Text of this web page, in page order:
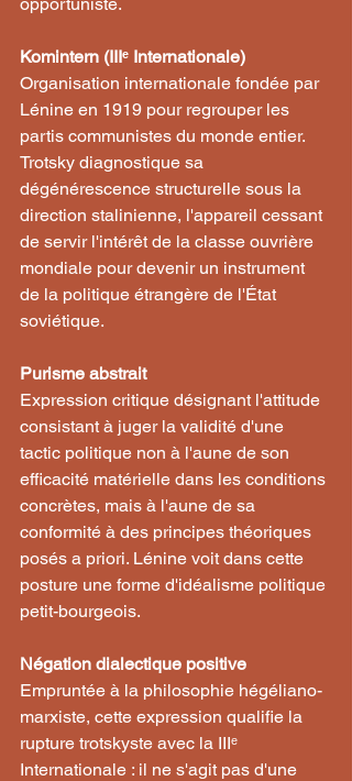
Komintern (IIIᵉ Internationale)
Organisation internationale fondée par
Lénine en 1919 pour regrouper les
partis communistes du monde entier.
Trotsky diagnostique sa
dégénérescence structurelle sous la
direction stalinienne, l'appareil cessant
de servir l'intérêt de la classe ouvrière
mondiale pour devenir un instrument
de la politique étrangère de l'État
soviétique.
Purisme abstrait
Expression critique désignant l'attitude
consistant à juger la validité d'une
tactic politique non à l'aune de son
efficacité matérielle dans les conditions
concrètes, mais à l'aune de sa
conformité à des principes théoriques
posés a priori. Lénine voit dans cette
posture une forme d'idéalisme politique
petit-bourgeois.
Négation dialectique positive
Empruntée à la philosophie hégéliano-
marxiste, cette expression qualifie la
rupture trotskyste avec la IIIᵉ
Internationale : il ne s'agit pas d'une